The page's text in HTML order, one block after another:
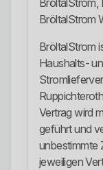
BröltalStrom,
BröltalStrom
BröltalStrom
Haushalts-
Vertrag wird
geführt und
unbestimmte
jeweiligen